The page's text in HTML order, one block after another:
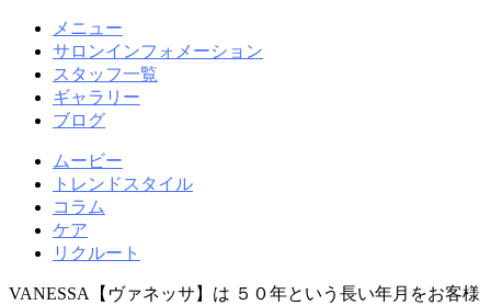
メニュー
サロンインフォメーション
スタッフ一覧
ギャラリー
ブログ
ムービー
トレンドスタイル
コラム
ケア
リクルート
VANESSA【ヴァネッサ】は ５０年という長い年月をお客様